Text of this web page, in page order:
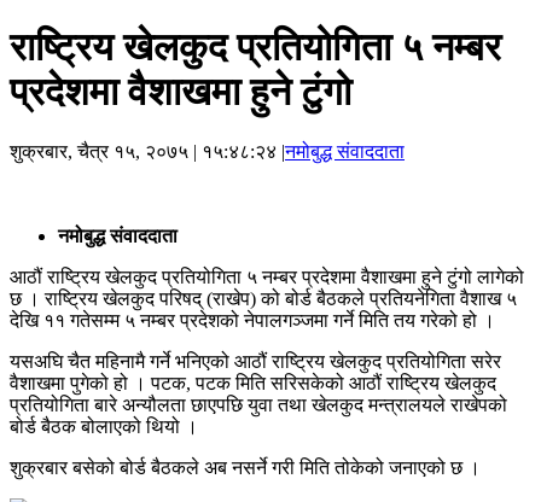
राष्ट्रिय खेलकुद प्रतियोगिता ५ नम्बर
प्रदेशमा वैशाखमा हुने टुंगो
शुक्रबार, चैत्र १५, २०७५ | १५:४८:२४ |नमोबुद्ध संवाददाता
नमोबुद्ध संवाददाता
आठौं राष्ट्रिय खेलकुद प्रतियोगिता ५ नम्बर प्रदेशमा वैशाखमा हुने टुंगो लागेको
छ । राष्ट्रिय खेलकुद परिषद् (राखेप) को बोर्ड बैठकले प्रतियनेगिता वैशाख ५
देखि ११ गतेसम्म ५ नम्बर प्रदेशको नेपालगञ्जमा गर्ने मिति तय गरेको हो ।
यसअघि चैत महिनामै गर्ने भनिएको आठौं राष्ट्रिय खेलकुद प्रतियोगिता सरेर
वैशाखमा पुगेको हो । पटक, पटक मिति सरिसकेको आठौं राष्ट्रिय खेलकुद
प्रतियोगिता बारे अन्यौलता छाएपछि युवा तथा खेलकुद मन्त्रालयले राखेपको
बोर्ड बैठक बोलाएको थियो ।
शुक्रबार बसेको बोर्ड बैठकले अब नसर्ने गरी मिति तोकेको जनाएको छ ।